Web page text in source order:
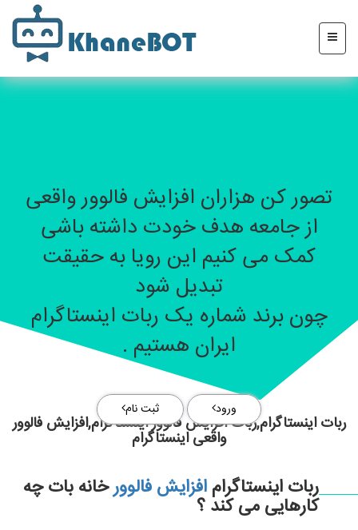
تصور کن هزاران افزایش فالوور واقعی
از جامعه هدف خودت داشته باشی
کمک می کنیم این رویا به حقیقت
تبدیل شود
چون برند شماره یک ربات اینستاگرام
ایران هستیم .
ورود ثبت نام
ربات اینستاگرام,ربات افزایش فالوور اینستاگرام,افزایش فالوور
واقعی اینستاگرام
ربات اینستاگرامافزایش فالوورخانه بات چه
کارهایی می کند ؟